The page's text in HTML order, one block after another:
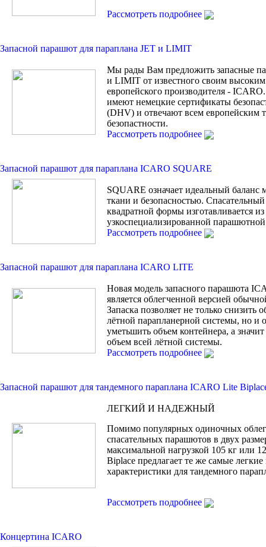
Рассмотреть подробнее
Запасной парашют для параплана JET и LIMIT
Мы рады Вам предложить запасные
и LIMIT от известного своим высоким
европейского производителя -
имеют немецкие сертификаты
(DHV) и отвечают всем европейским
безопастности.
Рассмотреть подробнее
Запасной парашют для параплана ICARO SQUARE
SQUARE означает идеальный баланс
ткани и безопасностью.
квадратной формы изготавливается из
узкоспециализированной
Рассмотреть подробнее
Запасной парашют для параплана ICARO LITE
Новая модель запасного парашюта
является облегченной версией
Запаска позволяет не только снизить
лётной парапланерной системы, но и
уметьшить объем контейнера, а
объем всей лётной системы.
Рассмотреть подробнее
Запасной парашют для тандемного параплана ICARO Lite
ЛЕГКИЙ И НАДЕЖНЫЙ
Помимо популярных одиночных
спасательных парашютов в двух
максимальной нагрузкой 105 кг или
Biplace предлагает те же самые
характеристики для тандемного
Рассмотреть подробнее
Концертина ICARO